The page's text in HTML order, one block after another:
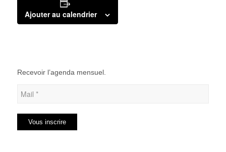
Ajouter au calendrier
Recevoir l’agenda mensuel.